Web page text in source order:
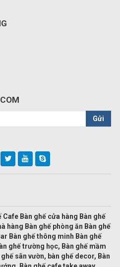
Gửi
Cafe Bàn ghế cửa hàng Bàn ghế
hàng Bàn ghế phòng ăn Bàn ghế
Bàn ghế thông minh Bàn ghế
ghế trường học, Bàn ghế mầm
sân vườn, bàn ghế decor, Bàn